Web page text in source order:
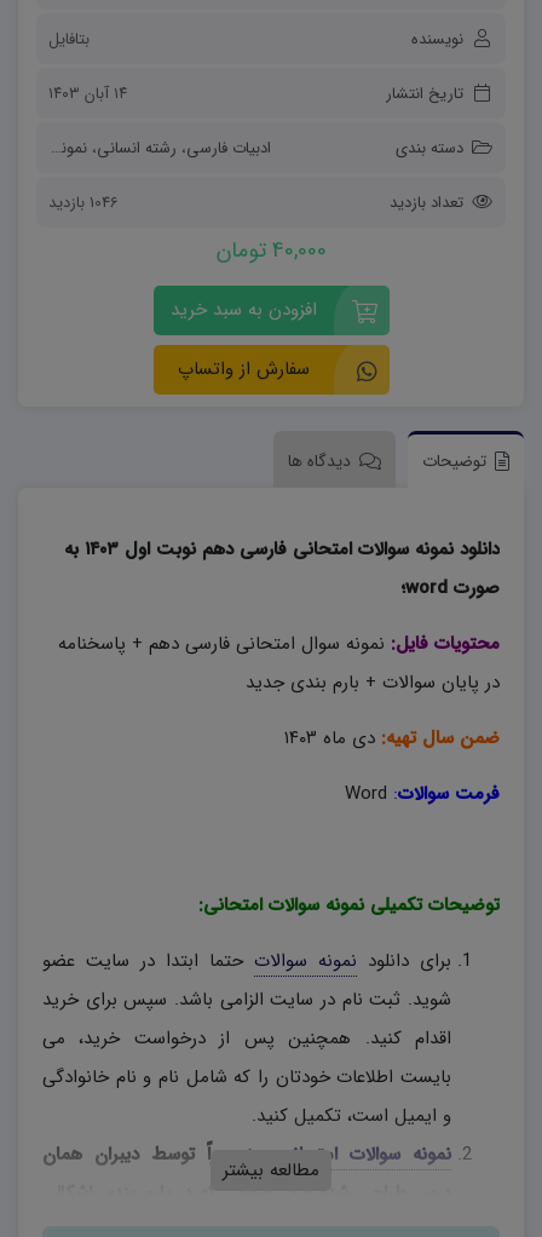
نویسنده بتافایل
تاریخ انتشار ۱۴ آبان ۱۴۰۳
دسته بندی ادبیات فارسی، رشته انسانی، نمونه سوالات
تعداد بازدید 1046 بازدید
40,000 تومان
افزودن به سبد خرید
سفارش از واتساپ
توضیحات دیدگاه ها
دانلود نمونه سوالات امتحانی فارسی دهم نوبت اول ۱۴۰۳ به
صورت word؛
محتویات فایل: نمونه سوال امتحانی فارسی دهم + پاسخنامه
در پایان سوالات + بارم بندی جدید
ضمن سال تهیه: دی ماه ۱۴۰۳
فرمت سوالات:
توضیحات تکمیلی نمونه سوالات امتحانی:
برای دانلود نمونه سوالات حتما ابتدا در سایت عضو
شوید. ثبت نام در سایت الزامی باشد. سپس برای خرید
اقدام کنید. همچنین پس از درخواست خرید، می
بایست اطلاعات خودتان را که شامل نام و نام خانوادگی
و ایمیل است، تکمیل کنید.
نمونه سوالات امتحانی
، منحصراً توسط دیبران همان
مطالعه بیشتر